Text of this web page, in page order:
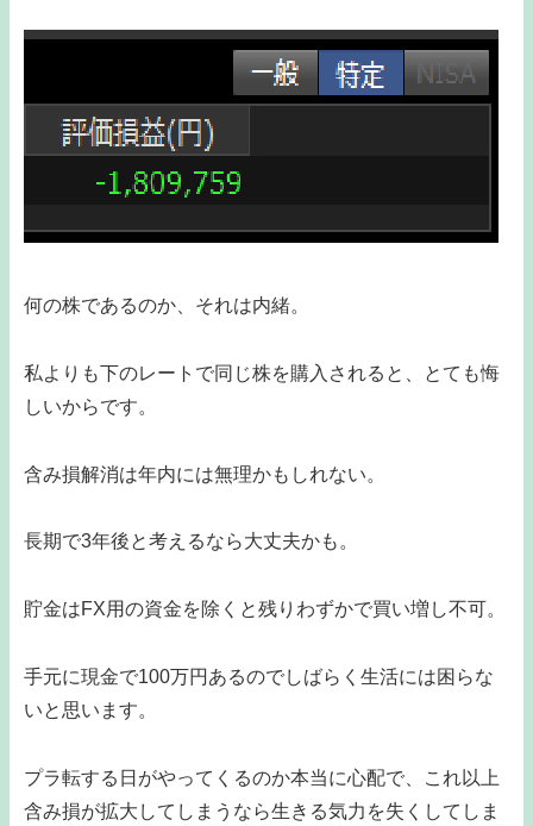
何の株であるのか、それは内緒。
私よりも下のレートで同じ株を購入されると、とても悔
しいからです。
含み損解消は年内には無理かもしれない。
長期で3年後と考えるなら大丈夫かも。
貯金はFX用の資金を除くと残りわずかで買い増し不可。
手元に現金で100万円あるのでしばらく生活には困らな
いと思います。
プラ転する日がやってくるのか本当に心配で、これ以上
含み損が拡大してしまうなら生きる気力を失くしてしま